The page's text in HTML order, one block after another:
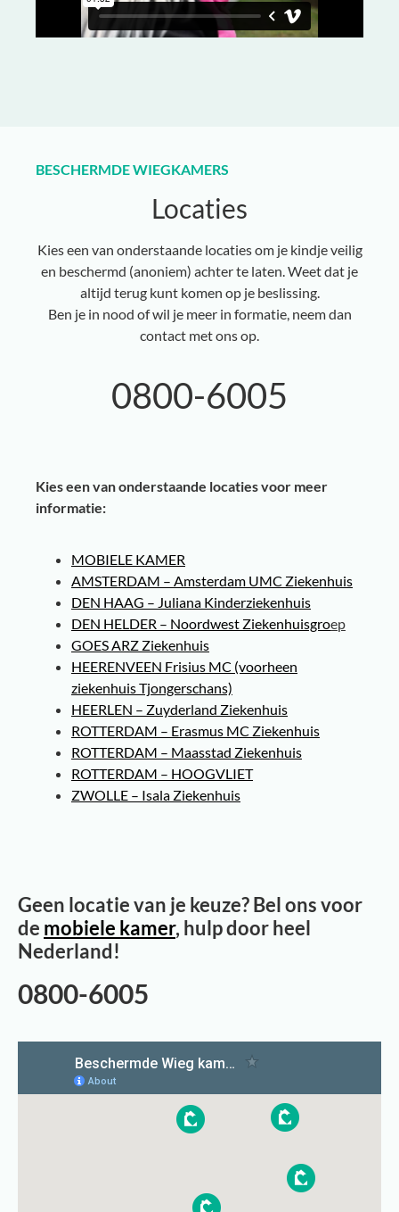
BESCHERMDE WIEGKAMERS
Locaties
Kies een van onderstaande locaties om je kindje veilig
en beschermd (anoniem) achter te laten. Weet dat je
altijd terug kunt komen op je beslissing.
Ben je in nood of wil je meer in formatie, neem dan
contact met ons op.
0800-6005
Kies een van onderstaande locaties voor meer
informatie:
MOBIELE KAMER
AMSTERDAM – Amsterdam UMC Ziekenhuis
DEN HAAG – Juliana Kinderziekenhuis
DEN HELDER – Noordwest Ziekenhuisgroep
GOES ARZ Ziekenhuis
HEERENVEEN Frisius MC (voorheen
ziekenhuis Tjongerschans)
HEERLEN – Zuyderland Ziekenhuis
ROTTERDAM – Erasmus MC Ziekenhuis
ROTTERDAM – Maasstad Ziekenhuis
ROTTERDAM – HOOGVLIET
ZWOLLE – Isala Ziekenhuis
Geen locatie van je keuze? Bel ons voor
de mobiele kamer, hulp door heel
Nederland!
0800-6005